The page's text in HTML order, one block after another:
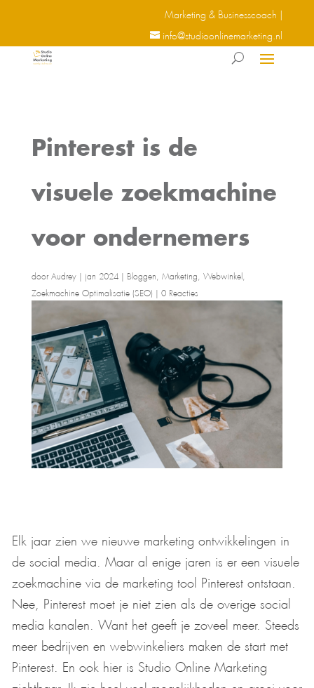
Marketing & Businesscoach |
info@studioonlinemarketing.nl
Pinterest is de
visuele zoekmachine
voor ondernemers
door Audrey| jan 2024 Bloggen Marketing Webwinkel
Zoekmachine Optimalisatie (SEO) 0 Reacties
Elk jaar zien we nieuwe marketing ontwikkelingen in
de social media. Maar al enige jaren is er een visuele
zoekmachine via de marketing tool Pinterest ontstaan.
Nee, Pinterest moet je niet zien als de overige social
media kanalen. Want het geeft je zoveel meer. Steeds
meer bedrijven en webwinkeliers maken de start met
Pinterest. En ook hier is Studio Online Marketing
zichtbaar. Ik zie heel veel mogelijkheden en groei voor